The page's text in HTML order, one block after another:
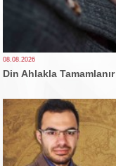
08.08.2026
Din Ahlakla Tamamlanır